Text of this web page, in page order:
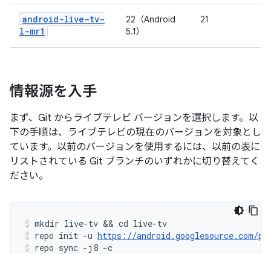
android-live-tv-
l-mr1
22（Android
5.1）
21
情報源を入手
まず、Git からライブテレビ バージョンを選択します。以
下の手順は、ライブテレビの現在のバージョンを対象とし
ています。以前のバージョンを使用するには、以前の表に
リストされている Git ブランチのいずれかに切り替えてく
ださい。
mkdir live-tv && cd live-tv
repo init -u https://android.googlesource.com/
repo sync -j8 -c